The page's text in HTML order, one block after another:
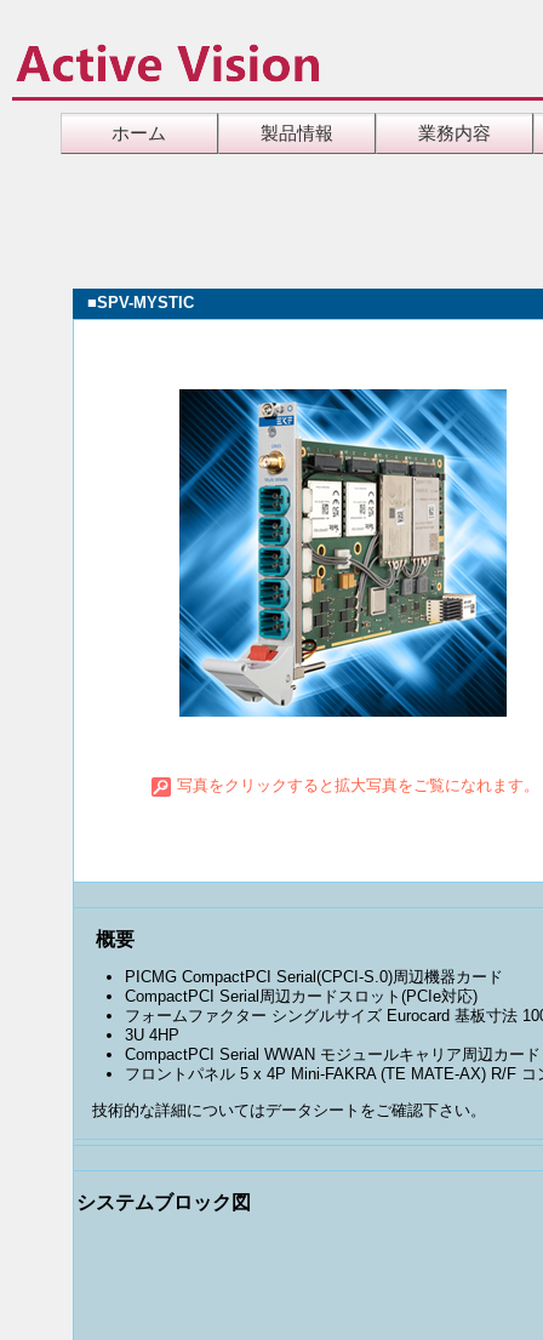
ホーム 製品情報 業務内容
■SPV-MYSTIC
写真をクリックすると拡大写真をご覧になれます。
概要
PICMG CompactPCI Serial(CPCI-S.0)周辺機器カード
CompactPCI Serial周辺カードスロット(PCIe対応)
フォームファクター シングルサイズ Eurocard 基板寸法
3U 4HP
CompactPCI Serial WWAN モジュールキャリア周辺カード
フロントパネル 5 x 4P Mini-FAKRA (TE MATE-AX) R/F
技術的な詳細についてはデータシートをご確認下さい。
システムブロック図